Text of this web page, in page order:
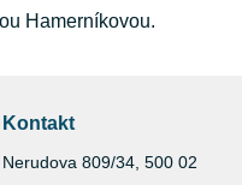
Hamerníkovou.
Kontakt
Nerudova 809/34, 500 02